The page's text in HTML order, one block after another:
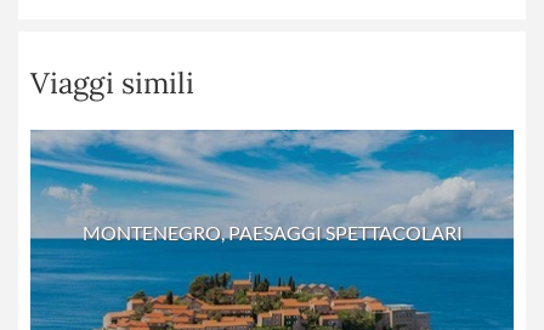
Viaggi simili
MONTENEGRO, PAESAGGI SPETTACOLARI